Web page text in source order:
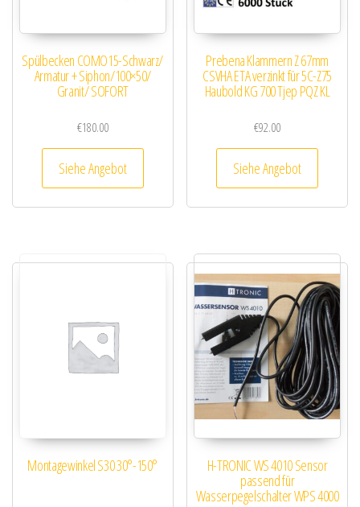
Spülbecken COMO15-Schwarz/
Armatur + Siphon/100×50/
Granit/ SOFORT
€180.00
Siehe Angebot
Prebena Klammern Z 67mm
CSVHA ETA verzinkt für 5C-Z75
Haubold KG 700 Tjep PQZ KL
€92.00
Siehe Angebot
Montagewinkel S30 30°-150° H-TRONIC WS 4010 Sensor
passend für
Wasserpegelschalter WPS 4000